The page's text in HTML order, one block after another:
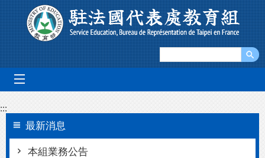
跳到主要內容區塊
:::
最新消息
本組業務公告